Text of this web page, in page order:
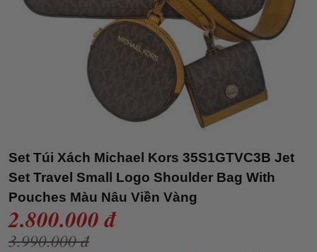
Set Túi Xách Michael Kors 35S1GTVC3B Jet
Set Travel Small Logo Shoulder Bag With
Pouches Màu Nâu Viền Vàng
2.800.000 đ
3.990.000 đ